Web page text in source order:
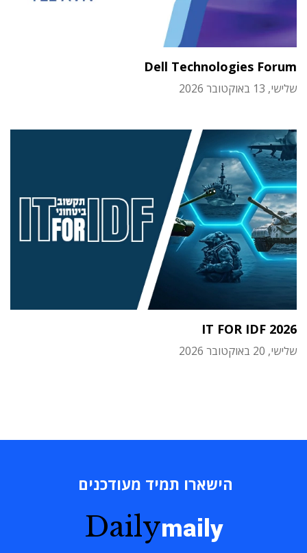
Dell Technologies Forum
שלישי, 13 באוקטובר 2026
IT FOR IDF 2026
שלישי, 20 באוקטובר 2026
הישארו תמיד מעודכנים
Dailymaily